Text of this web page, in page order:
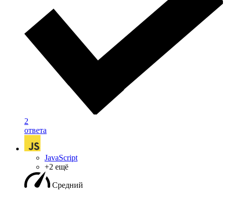
2
ответа
JavaScript
+2 ещё
Средний